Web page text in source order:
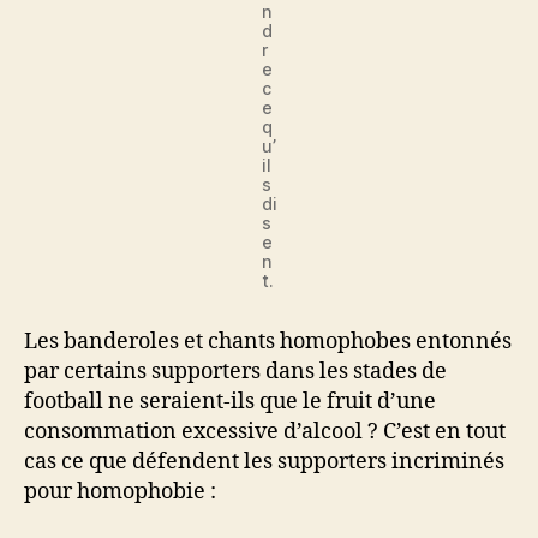
n
d
r
e
c
e
q
u’
il
s
di
s
e
n
t.
Les banderoles et chants homophobes entonnés
par certains supporters dans les stades de
football ne seraient-ils que le fruit d’une
consommation excessive d’alcool ? C’est en tout
cas ce que défendent les supporters incriminés
pour homophobie :